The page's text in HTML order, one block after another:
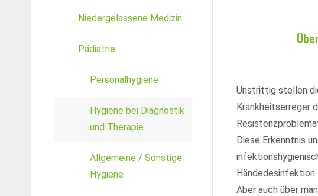
24h/ 365days
We offer support for our customers
Get in touch
Cybersteel Inc.
376-293 City Road, Suite 600
Unstrittig stellen
Krankheitserreger
Diese Erkenntnis
Händedesinfektion.
Aber auch über
Niedergelassene Medizin
Pädiatrie
Personalhygiene
Hygiene bei Diagnostik
und Therapie
Allgemeine / Sonstige
Hygiene